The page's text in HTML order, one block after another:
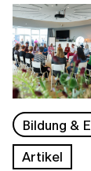
Bildung &
Artikel